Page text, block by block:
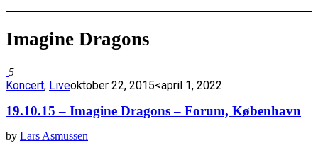
Imagine Dragons
5
Koncert, Liveoktober 22, 2015<april 1, 2022
19.10.15 – Imagine Dragons – Forum, København
by Lars Asmussen